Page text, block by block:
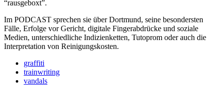
“rausgeboxt”.
Im PODCAST sprechen sie über Dortmund, seine besondersten
Fälle, Erfolge vor Gericht, digitale Fingerabdrücke und soziale
Medien, unterschiedliche Indizienketten, Tutoprom oder auch die
Interpretation von Reinigungskosten.
graffiti
trainwriting
vandals